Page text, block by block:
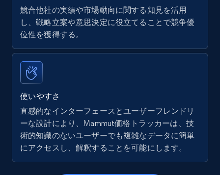
5.6K+ 874+ 今すぐ始める
Walmart - products - Find new products by
using specific category URL
URL, Final price, Sku, Currency, Gtin,
Specifications, Image urls, Top reviews, and
more.
5.6K+ 874+ 今すぐ始める
競合他社の実績や市場動向に関する知見を活用
し、戦略立案や意思決定に役立てることで競争優
位性を獲得する。
使いやすさ
直感的なインターフェースとユーザーフレンドリ
ーな設計により、Mammut価格トラッカーは、技
術的知識のないユーザーでも複雑なデータに簡単
にアクセスし、解釈することを可能にします。